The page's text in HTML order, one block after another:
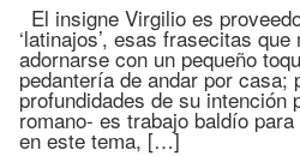
El insigne Virgilio es
‘latinajos’, esas frasecitas
adornarse con un pequeño
pedantería de andar por casa;
profundidades de su intención
romano- es trabajo baldío
en este tema, […]